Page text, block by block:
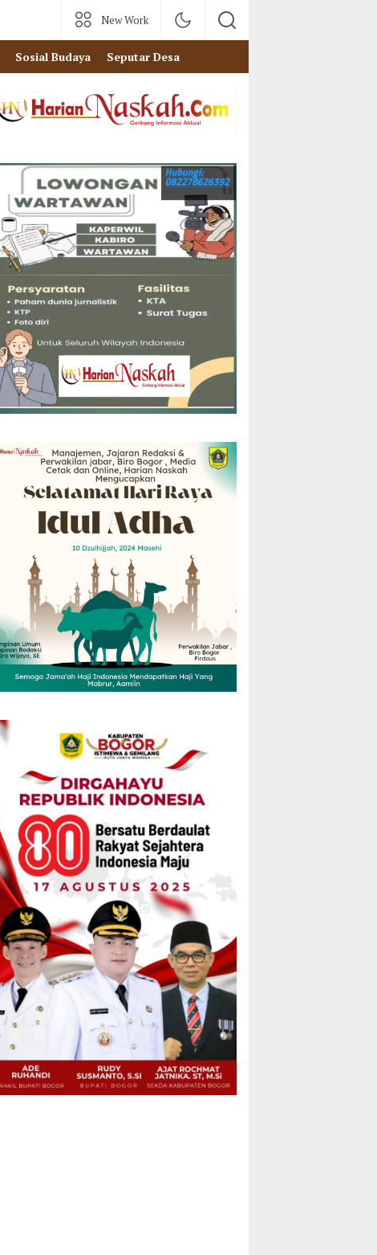
New Work
Sosial Budaya Seputar Desa